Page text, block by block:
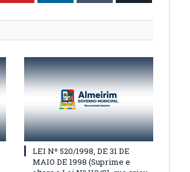
LEI Nº 520/1998, DE 31 DE
MAIO DE 1998 (Suprime e